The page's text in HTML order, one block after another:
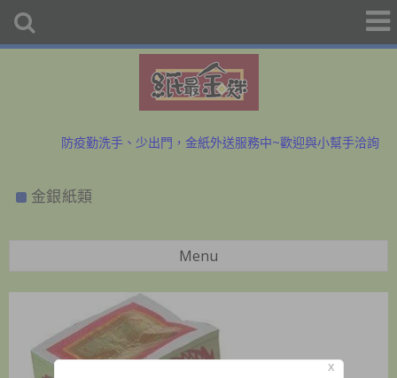
初二、十六拜拜金紙香燭外送、宅配服務歡迎預購洽詢
防疫勤洗手、少出門，金紙外送服務中~歡迎與小幫手洽詢
防疫勤洗手、少出門，金紙外送服務中~歡迎與小幫手洽詢
金銀紙類
Menu
X